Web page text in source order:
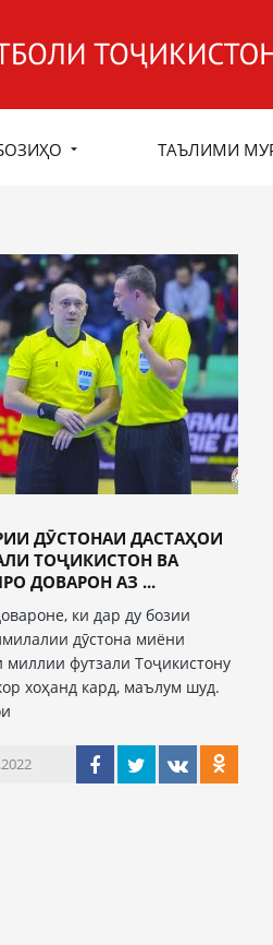
ТАЪЛИМИ
ДӮСТОНАИ ДАСТАҲОИ
ТОҶИКИСТОН ВА
ДОВАРОН АЗ ...
ки дар ду бозии
дӯстона миёни
миллии футзали Тоҷикистону
хоҳанд кард, маълум шуд.